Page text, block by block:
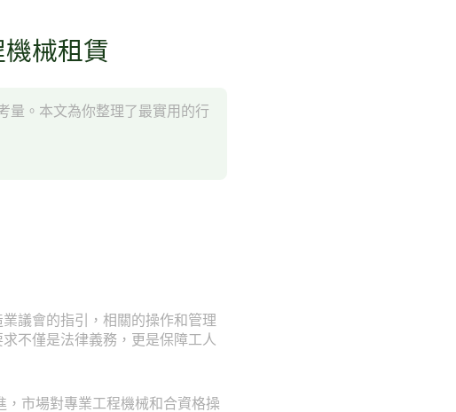
械租賃
量。本文為你整理了最實用的行
議會的指引，相關的操作和管理
不僅是法律義務，更是保障工人
市場對專業工程機械和合資格操